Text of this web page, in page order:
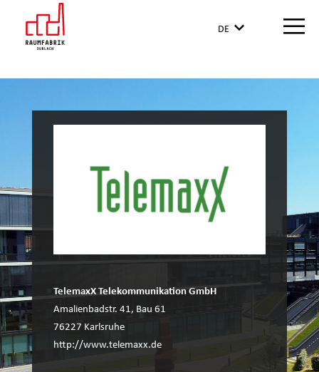
DE
TelemaxX Telekommunikation GmbH
Amalienbadstr. 41, Bau 61
76227 Karlsruhe
http://www.telemaxx.de